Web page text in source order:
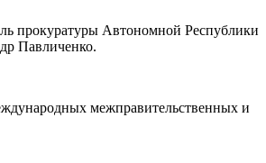
прокуратуры Автономной Республики
Павличенко.
межправительственных и